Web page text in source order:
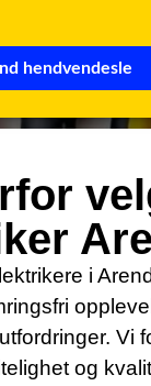
hendvendesle
i
Vi
og